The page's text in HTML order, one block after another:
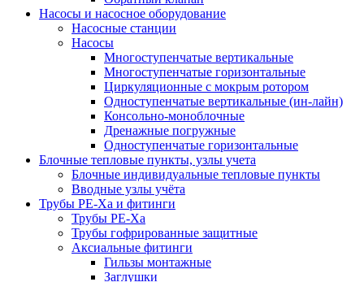
Насосы и насосное оборудование
Насосные станции
Насосы
Многоступенчатые вертикальные
Многоступенчатые горизонтальные
Циркуляционные с мокрым ротором
Одноступенчатые вертикальные (ин-лайн)
Консольно-моноблочные
Дренажные погружные
Одноступенчатые горизонтальные
Блочные тепловые пункты, узлы учета
Блочные индивидуальные тепловые пункты
Вводные узлы учёта
Трубы РЕ-Ха и фитинги
Трубы РЕ-Ха
Трубы гофрированные защитные
Аксиальные фитинги
Гильзы монтажные
Заглушки